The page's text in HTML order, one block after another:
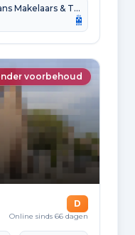
Van der Schaaf & Kooijmans Makelaars & Taxateurs
voorbehoud
D
Online sinds 66 dagen